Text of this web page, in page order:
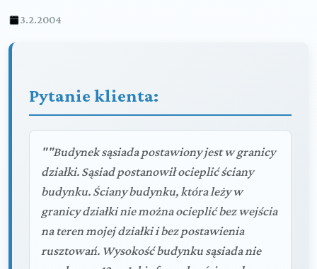
3.2.2004
Pytanie klienta:
""Budynek sąsiada postawiony jest w granicy
działki. Sąsiad postanowił ocieplić ściany
budynku. Ściany budynku, która leży w
granicy działki nie można ocieplić bez wejścia
na teren mojej działki i bez postawienia
rusztowań. Wysokość budynku sąsiada nie